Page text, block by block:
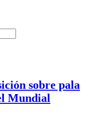
sobre pala
Mundial